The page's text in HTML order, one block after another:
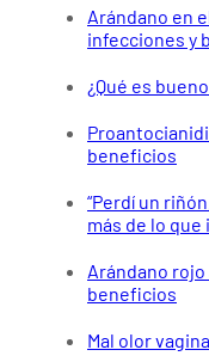
Arándano en
infecciones y
¿Qué es
beneficios
“Perdí un
más de lo que
Arándano
beneficios
Mal olor